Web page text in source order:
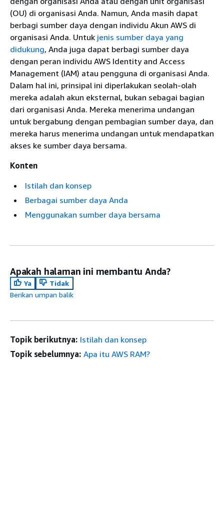
(OU) di organisasi Anda. Namun, Anda masih dapat
berbagi sumber daya dengan individu Akun AWS di
organisasi Anda. Untuk jenis sumber daya yang
didukung, Anda juga dapat berbagi sumber daya
dengan peran individu AWS Identity and Access
Management (IAM) atau pengguna di organisasi Anda.
Dalam hal ini, prinsipal ini diperlakukan seolah-olah
mereka adalah akun eksternal, bukan sebagai bagian
dari organisasi Anda. Mereka menerima undangan
untuk bergabung dengan pembagian sumber daya, dan
mereka harus menerima undangan untuk mendapatkan
akses ke sumber daya bersama.
Konten
Istilah dan konsep
Berbagai sumber daya Anda
Menggunakan sumber daya bersama
Apakah halaman ini membantu Anda?
Ya
Tidak
Berikan umpan balik
Topik berikutnya: Istilah dan konsep
Topik sebelumnya: Apa itu AWS RAM?